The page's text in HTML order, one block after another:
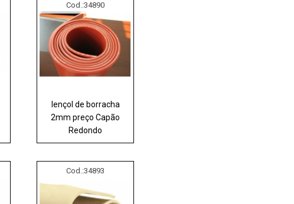
Cod.:34890
lençol de borracha
2mm preço Capão
Redondo
Cod.:34893